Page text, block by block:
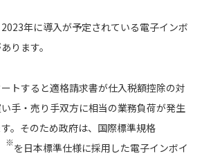
年に導入が予定されている電子インボ
ります。
トすると適格請求書が仕入税額控除の対
手・売り手双方に相当の業務負荷が発生
。そのため政府は、国際標準規格
※を日本標準仕様に採用した電子インボイ